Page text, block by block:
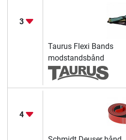
3
Taurus Flexi Bands
modstandsbånd
4